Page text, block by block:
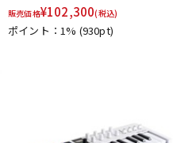
販売価格¥102,300(税込)
ポイント：1% (930pt)